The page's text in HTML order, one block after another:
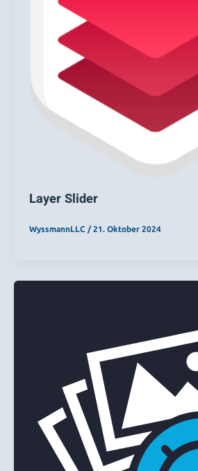
Layer Slider
WyssmannLLC / 21. Oktober 2024